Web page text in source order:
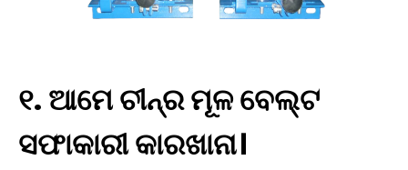
୧. ଆମେ ଚୀନ୍‌ର ମୂଳ ବେଲ୍ଟ
ସଫାକାରୀ କାରଖାନା।